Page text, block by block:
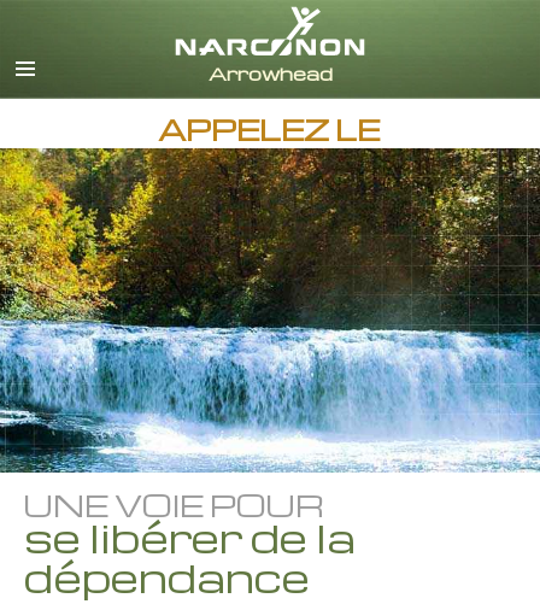
Allemand
Espagnol
Français
Hébreu
Magyar
Italien
Japonais
Néerlandais
Norvégien
Portugais
Russe
APPELEZ LE
UNE VOIE POUR
se libérer de la
dépendance